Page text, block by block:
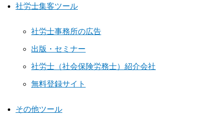
社労士集客ツール
社労士事務所の広告
出版・セミナー
社労士（社会保険労務士）紹介会社
無料登録サイト
その他ツール